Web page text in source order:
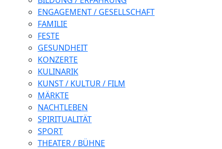
ENGAGEMENT / GESELLSCHAFT
FAMILIE
FESTE
GESUNDHEIT
KONZERTE
KULINARIK
KUNST / KULTUR / FILM
MÄRKTE
NACHTLEBEN
SPIRITUALITÄT
SPORT
THEATER / BÜHNE